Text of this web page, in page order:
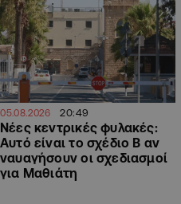
05.08.2026 20:49
Νέες κεντρικές φυλακές:
Αυτό είναι το σχέδιο Β αν
ναυαγήσουν οι σχεδιασμοί
για Μαθιάτη